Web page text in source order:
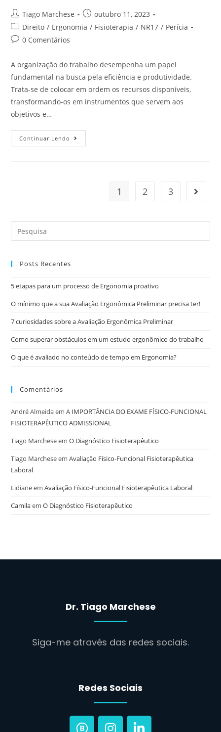
Tiago Marchese
outubro 11, 2023
Direito / Ergonomia / Fisioterapia / NR17 / Perícia
0 Comentários
A organização do trabalho desempenha um papel
fundamental na busca pela eficiência e produtividade.
Trata-se de colocar em ordem os recursos disponíveis,
transformando-os em instrumentos que servem aos
objetivos e…
Continuar Lendo
1 2 3
Posts Recentes
5 etapas para um processo de Ergonomia proativo
O mínimo que a sua Avaliação Ergonômica Preliminar precisa ter!
7 curiosidades sobre a Avaliação Ergonômica Preliminar
Como superar obstáculos em um estudo ergonômico do trabalho
O que é avaliado no conteúdo de tempo em Ergonomia?
Comentários
André AlmeidaemA IMPORTÂNCIA DO EXAME FÍSICO-FUNCIONAL
FISIOTERAPÊUTICO ADMISSIONAL
Tiago MarcheseemO Diagnóstico Fisioterapêutico
Tiago MarcheseemAvaliação Físico-Funcional Fisioterapêutica
Laboral
LidianeemAvaliação Físico-Funcional Fisioterapêutica Laboral
CamilaemO Diagnóstico Fisioterapêutico
Dr. Tiago Marchese
Siga-me através das redes sociais.
Redes Sociais